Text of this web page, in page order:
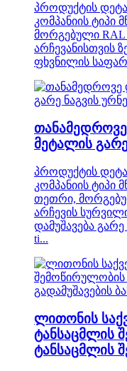
პროდუქტის
კომპანიის ტიპი
მორგებული
არჩევანისთვის
ფხვნილის
თანამედროვე
მეტალის
პროდუქტის
კომპანიის ტიპი
თეთრი,
არჩევის
დამუშავება
ti...
ლითონის
ტანსაცმლის
ტანსაცმლის